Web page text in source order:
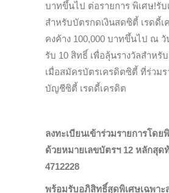
บาทขึ้นไป ต่อรายการ พิเศษ!รับ
สำหรับบัตรกดเงินสดซิตี้ เรดดี้เ
คงค้าง 100,000 บาทขึ้นไป ณ
รับ 10 สิทธิ์ เพื่อลุ้นรางวัลสำหรั
เมื่อสมัครบัตรเครดิตซิตี้ ที่ร่วมร
บัญชีซิตี้ เรดดี้เครดิต
ลงทะเบียนเข้าร่วมรายการโด
ด้วยหมายเลขบัตรฯ 12 หลักสุด
4712228
พร้อมรับอภิสิทธิ์สุดพิเศษเฉพาะ